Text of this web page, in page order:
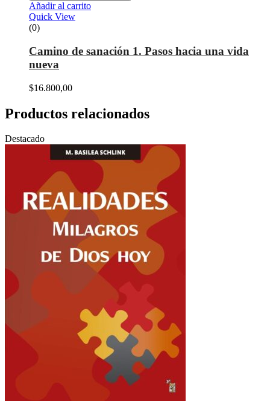
Añadir al carrito
Quick View
(0)
Camino de sanación 1. Pasos hacia una vida
nueva
$16.800,00
Productos relacionados
Destacado